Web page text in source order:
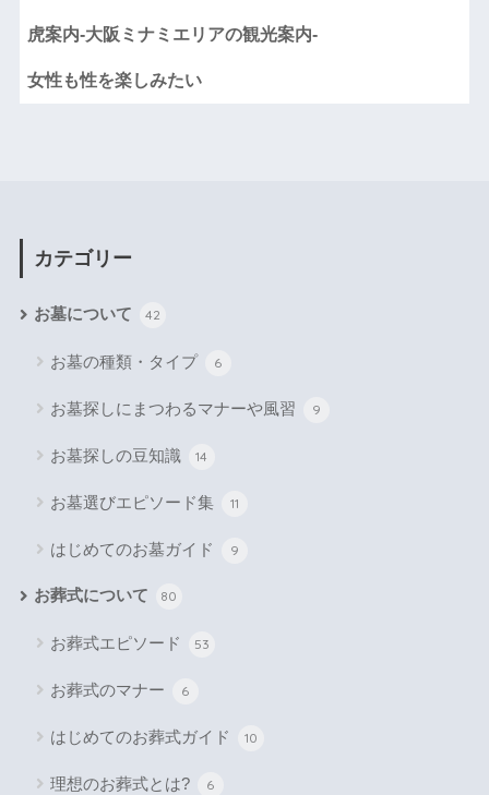
虎案内-大阪ミナミエリアの観光案内-
女性も性を楽しみたい
カテゴリー
お墓について 42
お墓の種類・タイプ 6
お墓探しにまつわるマナーや風習 9
お墓探しの豆知識 14
お墓選びエピソード集 11
はじめてのお墓ガイド 9
お葬式について 80
お葬式エピソード 53
お葬式のマナー 6
はじめてのお葬式ガイド 10
理想のお葬式とは? 6